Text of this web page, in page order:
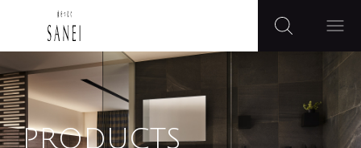
PRODUCTS